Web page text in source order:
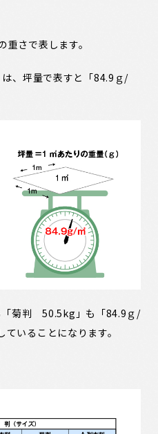
重さで表します。
、坪量で表すと「84.9ｇ/
菊判 50.5kg」も「84.9ｇ/
いることになります。